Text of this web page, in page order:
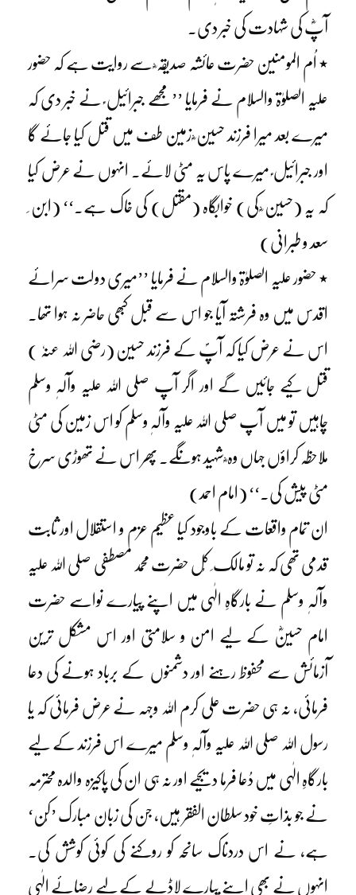
آپؓ کی شہادت کی خبر دی۔
٭ اُم المومنین حضرت عائشہ صدیقہ ؓ سے روایت ہے کہ حضور
علیہ الصلوٰۃ والسلام نے فرمایا ’’مجھے جبرائیل ؑ نے خبر دی کہ
میرے بعد میرا فرزند حسین ؓ زمین طف میں قتل کیا جائے گا
اور جبرائیل ؑ میرے پاس یہ مٹی لائے۔ انہوں نے عرض کیا
کہ یہ (حسین ؓ کی) خوابگاہ (مقتل) کی خاک ہے۔‘‘ (ابن ِ
سعد و طبرانی)
٭ حضور علیہ الصلوٰۃ والسلام نے فرمایا ’’میری دولت سرائے
اقدس میں وہ فرشتہ آیا جو اس سے قبل کبھی حاضر نہ ہوا تھا۔
اس نے عرض کیا کہ آپؐ کے فرزند حسین (رضی اللہ عنہٗ )
قتل کیے جائیں گے اور اگر آپ صلی اللہ علیہ وآلہٖ وسلم
چاہیں تو میں آپ صلی اللہ علیہ وآلہٖ وسلم کو اس زمین کی مٹی
ملاحظہ کراؤں جہاں وہ ؓ شہید ہونگے۔ پھر اس نے تھوڑی سرخ
مٹی پیش کی۔‘‘ (امام احمد)
ان تمام واقعات کے باوجود کیا عظیم عزم و استقلال اور ثابت
قدمی تھی کہ نہ تو مالک ِ کُل حضرت محمد مصطفی صلی اللہ علیہ
وآلہٖ وسلم نے بارگاہِ الٰہی میں اپنے پیارے نواسے حضرت
امام حسینؓ کے لیے امن و سلامتی اور اس مشکل ترین
آزمائش سے محفوظ رہنے اور دشمنوں کے برباد ہونے کی دعا
فرمائی، نہ ہی حضرت علی کرم اللہ وجہہ نے عرض فرمائی کہ یا
رسول اللہ صلی اللہ علیہ وآلہٖ وسلم میرے اس فرزند کے لیے
بارگاہِ الٰہی میں دُعا فرما دیجیے اور نہ ہی ان کی پاکیزہ والدہ محترمہ
نے جو بذاتِ خود سلطان الفقر ہیں، جن کی زبان مبارک ’کُن‘
ہے، نے اس دردناک سانحہ کو روکنے کی کوئی کوشش کی۔
انہوں نے بھی اپنے پیارے لاڈلے کے لیے رضائے الٰہی